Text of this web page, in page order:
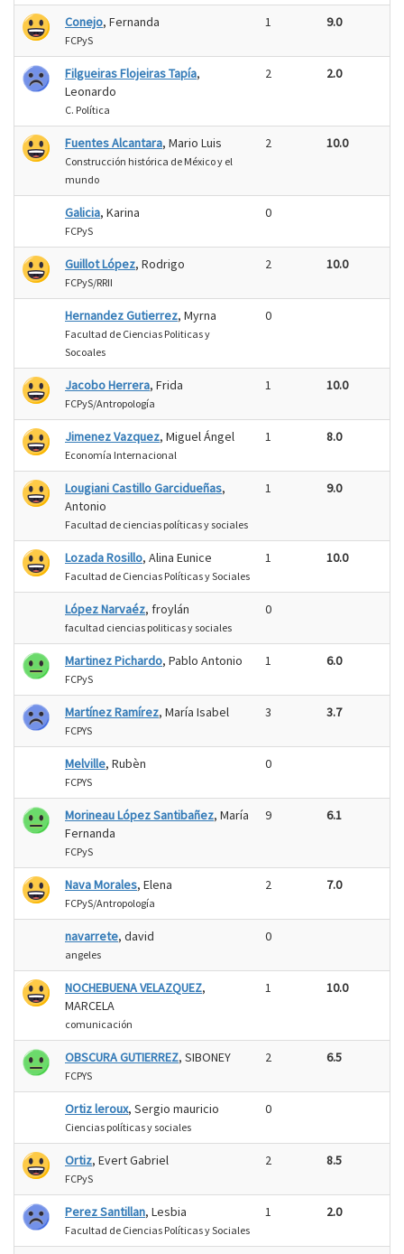
Conejo, Fernanda
FCPyS
1 9.0
Filgueiras Flojeiras Tapía,
Leonardo
C. Política
2 2.0
Fuentes Alcantara, Mario Luis
Construcción histórica de México y el
mundo
2 10.0
Galicia, Karina
FCPyS
0
Guillot López, Rodrigo
FCPyS/RRII
2 10.0
Hernandez Gutierrez, Myrna
Facultad de Ciencias Politicas y
Socoales
0
Jacobo Herrera, Frida
FCPyS/Antropología
1 10.0
Jimenez Vazquez, Miguel Ángel
Economía Internacional
1 8.0
Lougiani Castillo Garcidueñas,
Antonio
Facultad de ciencias políticas y sociales
1 9.0
Lozada Rosillo, Alina Eunice
Facultad de Ciencias Políticas y Sociales
1 10.0
López Narvaéz, froylán
facultad ciencias politicas y sociales
0
Martinez Pichardo, Pablo Antonio
FCPyS
1 6.0
Martínez Ramírez, María Isabel
FCPYS
3 3.7
Melville, Rubèn
FCPYS
0
Morineau López Santibañez, María
Fernanda
FCPyS
9 6.1
Nava Morales, Elena
FCPyS/Antropología
2 7.0
navarrete, david
angeles
0
NOCHEBUENA VELAZQUEZ,
MARCELA
comunicación
1 10.0
OBSCURA GUTIERREZ, SIBONEY
FCPYS
2 6.5
Ortiz leroux, Sergio mauricio
Ciencias políticas y sociales
0
Ortiz, Evert Gabriel
FCPyS
2 8.5
Perez Santillan, Lesbia
Facultad de Ciencias Políticas y Sociales
1 2.0